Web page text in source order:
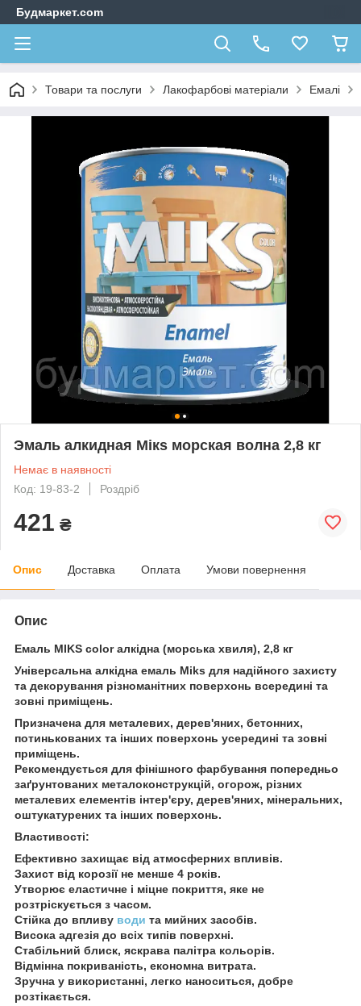
Будмаркет.com
Товари та послуги Лакофарбові матеріали Емалі
Эмаль алкидная Мікs морская волна 2,8 кг
Немає в наявності
Код: 19-83-2
Роздріб
421 ₴
Опис Доставка Оплата Умови повернення
Опис
Емаль МIKS color алкідна (морська хвиля), 2,8 кг
Універсальна алкідна емаль Miks для надійного захисту
та декорування різноманітних поверхонь всередині та
зовні приміщень.
Призначена для металевих, дерев'яних, бетонних,
потинькованих та інших поверхонь усередині та зовні
приміщень.
Рекомендується для фінішного фарбування попередньо
заґрунтованих металоконструкцій, огорож, різних
металевих елементів інтер'єру, дерев'яних, мінеральних,
оштукатурених та інших поверхонь.
Властивості:
Ефективно захищає від атмосферних впливів.
Захист від корозії не менше 4 років.
Утворює еластичне і міцне покриття, яке не
розтріскується з часом.
Стійка до впливу води та мийних засобів.
Висока адгезія до всіх типів поверхні.
Стабільний блиск, яскрава палітра кольорів.
Відмінна покриваність, економна витрата.
Зручна у використанні, легко наноситься, добре
розтікається.